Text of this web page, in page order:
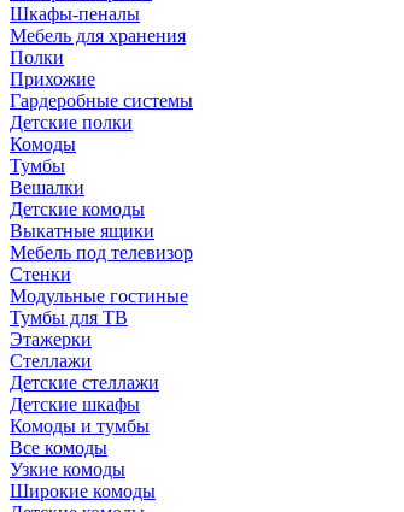
Шкафы-пеналы
Мебель для хранения
Полки
Прихожие
Гардеробные системы
Детские полки
Комоды
Тумбы
Вешалки
Детские комоды
Выкатные ящики
Мебель под телевизор
Стенки
Модульные гостиные
Тумбы для ТВ
Этажерки
Стеллажи
Детские стеллажи
Детские шкафы
Комоды и тумбы
Все комоды
Узкие комоды
Широкие комоды